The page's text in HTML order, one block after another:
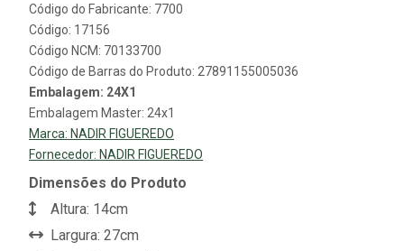
Código do Fabricante: 7700
Código: 17156
Código NCM: 70133700
Código de Barras do Produto: 27891155005036
Embalagem: 24X1
Embalagem Master: 24x1
Marca: NADIR FIGUEREDO
Fornecedor: NADIR FIGUEREDO
Dimensões do Produto
Altura: 14cm
Largura: 27cm